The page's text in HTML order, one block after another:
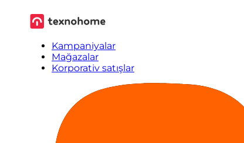
Kampaniyalar
Mağazalar
Korporativ satışlar